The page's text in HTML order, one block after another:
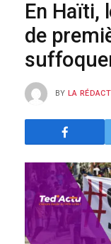
En Haïti,
de
BY LA